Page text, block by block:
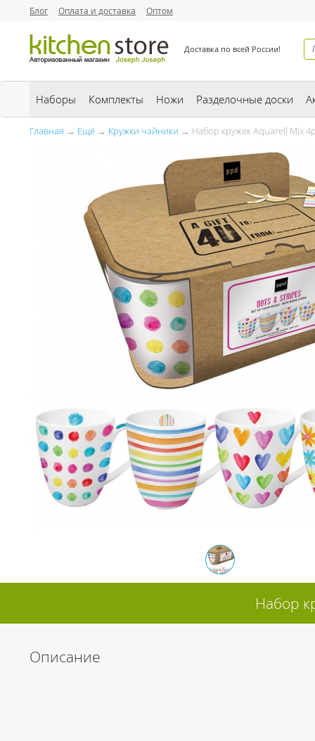
Блог Оплата и доставка Оптом
Доставка по всей России!
Наборы Комплекты Ножи Разделочные доски
Главная → Ещё → Кружки чайники → Набор кружек Aquarell Mix
Набор
Описание